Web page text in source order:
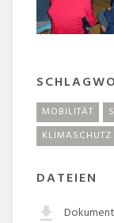
MOBILITÄT
KLIMASCHUTZ
DATEIEN